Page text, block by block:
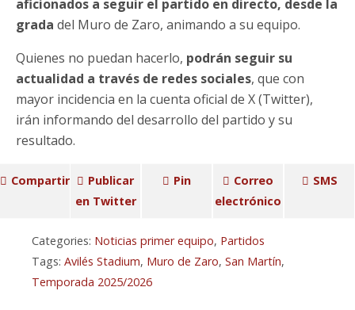
aficionados a seguir el partido en directo, desde la
grada del Muro de Zaro, animando a su equipo.
Quienes no puedan hacerlo, podrán seguir su
actualidad a través de redes sociales, que con
mayor incidencia en la cuenta oficial de X (Twitter),
irán informando del desarrollo del partido y su
resultado.
Compartir
Publicar
en Twitter
Pin
Correo
electrónico
SMS
Categories: Noticias primer equipo, Partidos
Tags: Avilés Stadium, Muro de Zaro, San Martín,
Temporada 2025/2026